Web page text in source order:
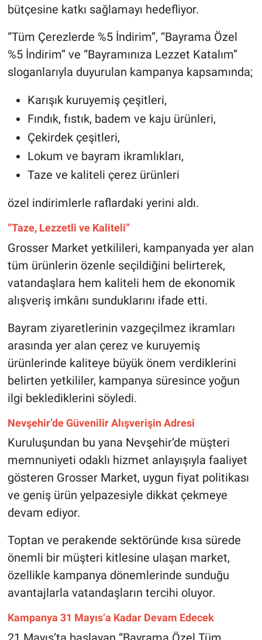
bütçesine katkı sağlamayı hedefliyor.
“Tüm Çerezlerde %5 İndirim”, “Bayrama Özel
%5 İndirim” ve “Bayramınıza Lezzet Katalım”
sloganlarıyla duyurulan kampanya kapsamında;
Karışık kuruyemiş çeşitleri,
Fındık, fıstık, badem ve kaju ürünleri,
Çekirdek çeşitleri,
Lokum ve bayram ikramlıkları,
Taze ve kaliteli çerez ürünleri
özel indirimlerle raflardaki yerini aldı.
“Taze, Lezzetli ve Kaliteli”
Grosser Market yetkilileri, kampanyada yer alan
tüm ürünlerin özenle seçildiğini belirterek,
vatandaşlara hem kaliteli hem de ekonomik
alışveriş imkânı sunduklarını ifade etti.
Bayram ziyaretlerinin vazgeçilmez ikramları
arasında yer alan çerez ve kuruyemiş
ürünlerinde kaliteye büyük önem verdiklerini
belirten yetkililer, kampanya süresince yoğun
ilgi beklediklerini söyledi.
Nevşehir’de Güvenilir Alışverişin Adresi
Kuruluşundan bu yana Nevşehir’de müşteri
memnuniyeti odaklı hizmet anlayışıyla faaliyet
gösteren Grosser Market, uygun fiyat politikası
ve geniş ürün yelpazesiyle dikkat çekmeye
devam ediyor.
Toptan ve perakende sektöründe kısa sürede
önemli bir müşteri kitlesine ulaşan market,
özellikle kampanya dönemlerinde sunduğu
avantajlarla vatandaşların tercihi oluyor.
Kampanya 31 Mayıs’a Kadar Devam Edecek
Çevre
Haberde İnsan